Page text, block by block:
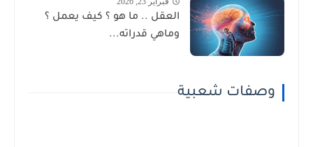
العقل .. ما هو ؟ كيف يعمل ؟
وماهي قدراته...
وصفات شعبية